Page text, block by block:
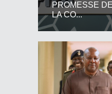
PROMESSE
LA CO...